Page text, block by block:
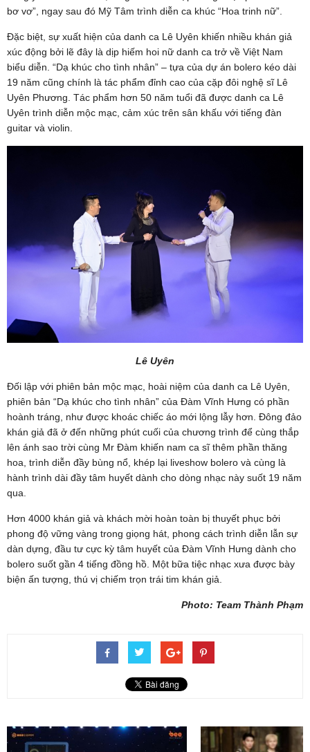
bơ vơ”, ngay sau đó Mỹ Tâm trình diễn ca khúc “Hoa trinh nữ”.
Đặc biệt, sự xuất hiện của danh ca Lê Uyên khiến nhiều khán giả
xúc động bởi lẽ đây là dịp hiếm hoi nữ danh ca trở về Việt Nam
biểu diễn. “Dạ khúc cho tình nhân” – tựa của dự án bolero kéo dài
19 năm cũng chính là tác phẩm đỉnh cao của cặp đôi nghệ sĩ Lê
Uyên Phương. Tác phẩm hơn 50 năm tuổi đã được danh ca Lê
Uyên trình diễn mộc mạc, cảm xúc trên sân khấu với tiếng đàn
guitar và violin.
Lê Uyên
Đối lập với phiên bản mộc mạc, hoài niệm của danh ca Lê Uyên,
phiên bản “Dạ khúc cho tình nhân” của Đàm Vĩnh Hưng có phần
hoành tráng, như được khoác chiếc áo mới lộng lẫy hơn. Đông đảo
khán giả đã ở đến những phút cuối của chương trình để cùng thắp
lên ánh sao trời cùng Mr Đàm khiến nam ca sĩ thêm phần thăng
hoa, trình diễn đầy bùng nổ, khép lại liveshow bolero và cùng là
hành trình dài đầy tâm huyết dành cho dòng nhạc này suốt 19 năm
qua.
Hơn 4000 khán giả và khách mời hoàn toàn bị thuyết phục bởi
phong độ vững vàng trong giọng hát, phong cách trình diễn lẫn sự
dàn dựng, đầu tư cực kỳ tâm huyết của Đàm Vĩnh Hưng dành cho
bolero suốt gần 4 tiếng đồng hồ. Một bữa tiệc nhạc xưa được bày
biện ấn tượng, thú vị chiếm trọn trái tim khán giả.
Photo: Team Thành Phạm